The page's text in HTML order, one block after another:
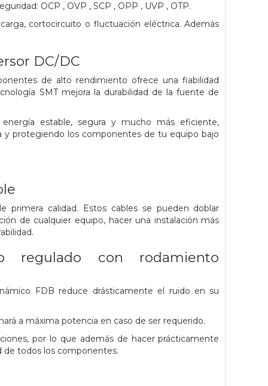
OCP , OVP , SCP , OPP , UVP , OTP.
cortocircuito o fluctuación eléctrica. Además
DC/DC
de alto rendimiento ofrece una fiabilidad
SMT mejora la durabilidad de la fuente de
estable, segura y mucho más eficiente,
y protegiendo los componentes de tu equipo bajo
primera calidad. Estos cables se pueden doblar
de cualquier equipo, hacer una instalación más
regulado con rodamiento
FDB reduce drásticamente el ruido en su
a máxima potencia en caso de ser requerido.
por lo que además de hacer prácticamente
de todos los componentes.